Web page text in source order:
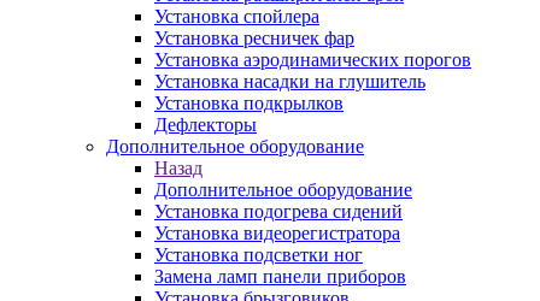
Установка спойлера
Установка ресничек фар
Установка аэродинамических порогов
Установка насадки на глушитель
Установка подкрылков
Дефлекторы
Дополнительное оборудование
Назад
Дополнительное оборудование
Установка подогрева сидений
Установка видеорегистратора
Установка подсветки ног
Замена ламп панели приборов